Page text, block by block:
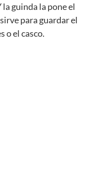
guinda la pone el
para guardar el
o el casco.